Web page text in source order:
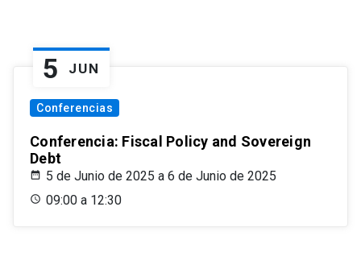
5 JUN
Conferencias
Conferencia: Fiscal Policy and Sovereign
Debt
5 de Junio de 2025 a 6 de Junio de 2025
09:00 a 12:30